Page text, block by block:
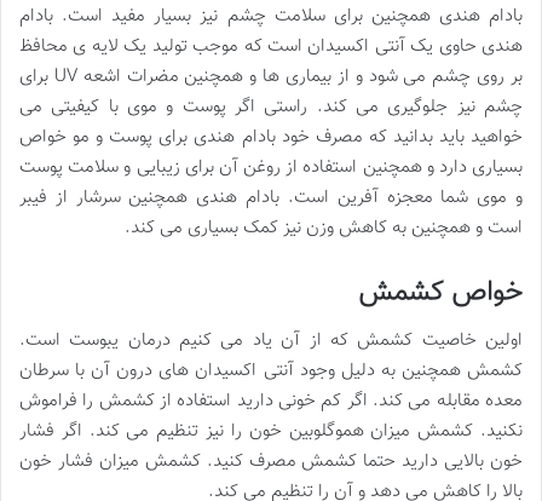
بادام هندی همچنین برای سلامت چشم نیز بسیار مفید است. بادام
هندی حاوی یک آنتی اکسیدان است که موجب تولید یک لایه ی محافظ
بر روی چشم می شود و از بیماری ها و همچنین مضرات اشعه UV برای
چشم نیز جلوگیری می کند. راستی اگر پوست و موی با کیفیتی می
خواهید باید بدانید که مصرف خود بادام هندی برای پوست و مو خواص
بسیاری دارد و همچنین استفاده از روغن آن برای زیبایی و سلامت پوست
و موی شما معجزه آفرین است. بادام هندی همچنین سرشار از فیبر
است و همچنین به کاهش وزن نیز کمک بسیاری می کند.
خواص کشمش
اولین خاصیت کشمش که از آن یاد می کنیم درمان یبوست است.
کشمش همچنین به دلیل وجود آنتی اکسیدان های درون آن با سرطان
معده مقابله می کند. اگر کم خونی دارید استفاده از کشمش را فراموش
نکنید. کشمش میزان هموگلوبین خون را نیز تنظیم می کند. اگر فشار
خون بالایی دارید حتما کشمش مصرف کنید. کشمش میزان فشار خون
بالا را کاهش می دهد و آن را تنظیم می کند.